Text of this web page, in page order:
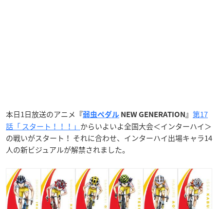
本日1日放送のアニメ 『弱虫ペダル NEW GENERATION』 第17
話「 スタート！！！」 からいよいよ全国大会＜インターハイ＞
の戦いがスタート！ それに合わせ、インターハイ出場キャラ14
人の新ビジュアルが解禁されました。